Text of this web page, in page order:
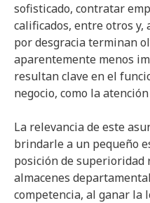
sofisticado, contratar
calificados, entre otros
por desgracia terminan
aparentemente menos
resultan clave en el
negocio, como la
La relevancia de este
brindarle a un pequeño
posición de superioridad
almacenes
competencia, al ganar la